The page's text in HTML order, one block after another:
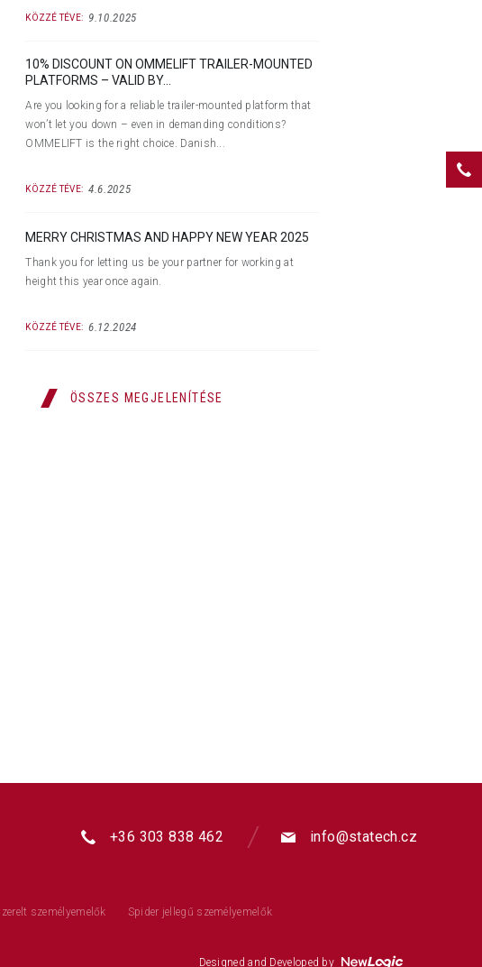
KÖZZÉ TÉVE: 9.10.2025
10% DISCOUNT ON OMMELIFT TRAILER-MOUNTED
PLATFORMS – VALID BY...
Are you looking for a reliable trailer-mounted platform that
won’t let you down – even in demanding conditions?
OMMELIFT is the right choice. Danish...
KÖZZÉ TÉVE: 4.6.2025
MERRY CHRISTMAS AND HAPPY NEW YEAR 2025
Thank you for letting us be your partner for working at
height this year once again.
KÖZZÉ TÉVE: 6.12.2024
ÖSSZES MEGJELENÍTÉSE
+36 303 838 462 info@statech.cz
személyemelők
Spider jellegű személyemelők
Designed and Developed by